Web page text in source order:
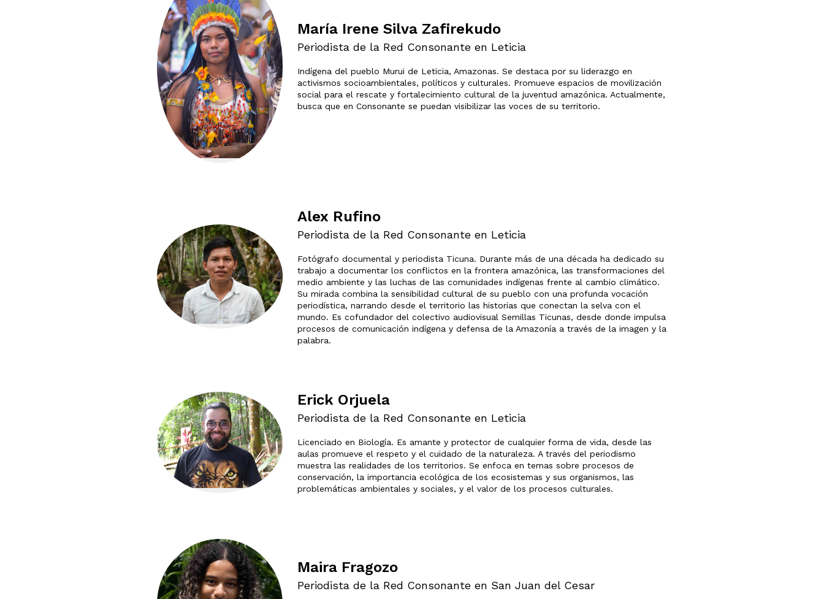
María Irene Silva Zafirekudo
Periodista de la Red Consonante en Leticia
Indígena del pueblo Murui de Leticia, Amazonas. Se destaca por su liderazgo en
activismos socioambientales, políticos y culturales. Promueve espacios de movilización
social para el rescate y fortalecimiento cultural de la juventud amazónica. Actualmente,
busca que en Consonante se puedan visibilizar las voces de su territorio.
Alex Rufino
Periodista de la Red Consonante en Leticia
Fotógrafo documental y periodista Ticuna. Durante más de una década ha dedicado su
trabajo a documentar los conflictos en la frontera amazónica, las transformaciones del
medio ambiente y las luchas de las comunidades indígenas frente al cambio climático.
Su mirada combina la sensibilidad cultural de su pueblo con una profunda vocación
periodística, narrando desde el territorio las historias que conectan la selva con el
mundo. Es cofundador del colectivo audiovisual Semillas Ticunas, desde donde impulsa
procesos de comunicación indígena y defensa de la Amazonía a través de la imagen y la
palabra.
Erick Orjuela
Periodista de la Red Consonante en Leticia
Licenciado en Biología. Es amante y protector de cualquier forma de vida, desde las
aulas promueve el respeto y el cuidado de la naturaleza. A través del periodismo
muestra las realidades de los territorios. Se enfoca en temas sobre procesos de
conservación, la importancia ecológica de los ecosistemas y sus organismos, las
problemáticas ambientales y sociales, y el valor de los procesos culturales.
Maira Fragozo
Periodista de la Red Consonante en San Juan del Cesar